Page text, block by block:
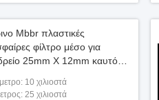
Mbbr πλαστικές
φίλτρο μέσο για
25mm X 12mm καυτό
Υψόμετρο: 10 χιλιοστά
Διάμετρος: 25 χιλιοστά